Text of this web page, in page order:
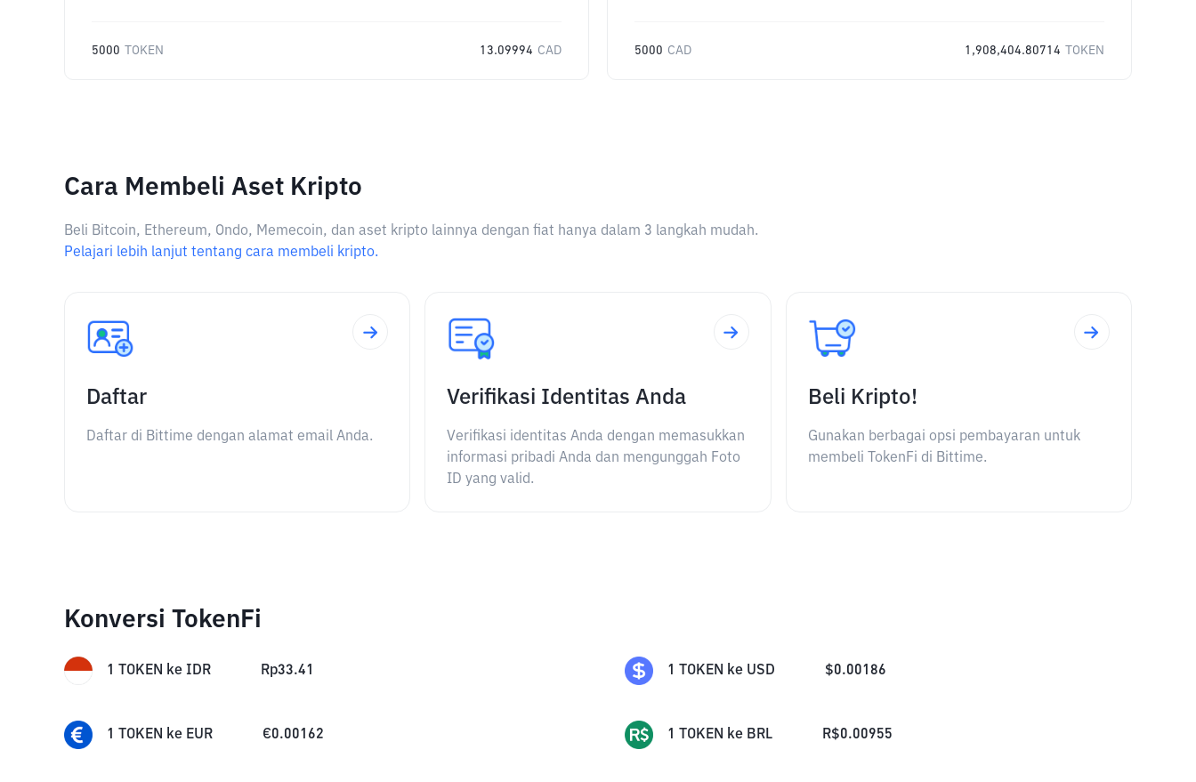
5000 TOKEN 13.09994 CAD 5000 CAD 1,908,404.80714 TOKEN
Cara Membeli Aset Kripto
Beli Bitcoin, Ethereum, Ondo, Memecoin, dan aset kripto lainnya dengan fiat hanya dalam 3 langkah mudah.
Pelajari lebih lanjut tentang cara membeli kripto.
Daftar
Daftar di Bittime dengan alamat email Anda.
Verifikasi Identitas Anda
Verifikasi identitas Anda dengan memasukkan
informasi pribadi Anda dan mengunggah Foto
ID yang valid.
Beli Kripto!
Gunakan berbagai opsi pembayaran untuk
membeli TokenFi di Bittime.
Konversi TokenFi
1 TOKEN ke IDR Rp33.41 1 TOKEN ke USD $0.00186
1 TOKEN ke EUR €0.00162 1 TOKEN ke BRL R$0.00955